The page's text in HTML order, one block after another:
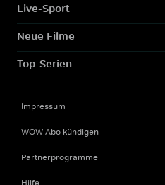
Live-Sport
Neue Filme
Top-Serien
Impressum
WOW Abo kündigen
Partnerprogramme